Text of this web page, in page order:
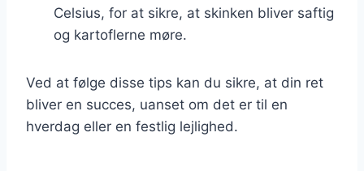
Celsius, for at sikre, at skinken bliver saftig
og kartoflerne møre.
Ved at følge disse tips kan du sikre, at din ret
bliver en succes, uanset om det er til en
hverdag eller en festlig lejlighed.